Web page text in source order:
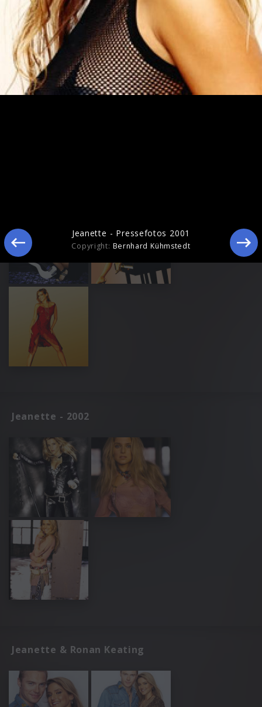
Jeanette - 2002
Jeanette & Ronan Keating
Jeanette - Pressefotos 2001
Copyright: Bernhard Kühmstedt